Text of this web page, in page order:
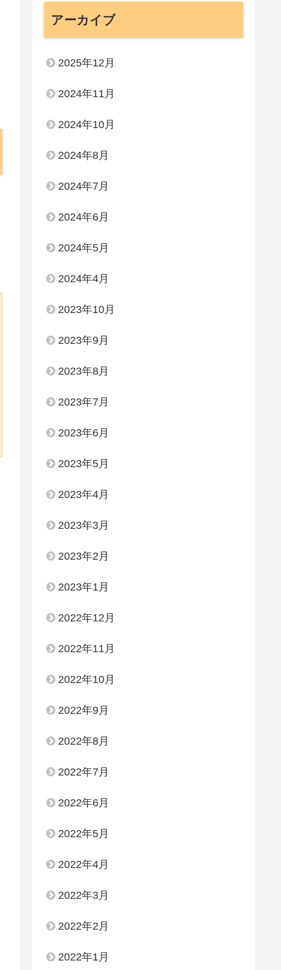
アーカイブ
2025年12月
2024年11月
2024年10月
2024年8月
2024年7月
2024年6月
2024年5月
2024年4月
2023年10月
2023年9月
2023年8月
2023年7月
2023年6月
2023年5月
2023年4月
2023年3月
2023年2月
2023年1月
2022年12月
2022年11月
2022年10月
2022年9月
2022年8月
2022年7月
2022年6月
2022年5月
2022年4月
2022年3月
2022年2月
2022年1月